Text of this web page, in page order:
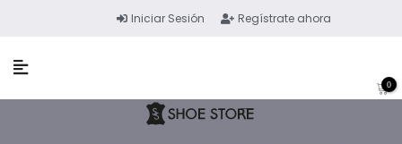
Iniciar Sesión Regístrate ahora
0